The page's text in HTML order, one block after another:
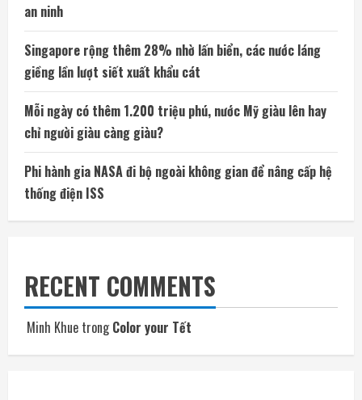
an ninh
Singapore rộng thêm 28% nhờ lấn biển, các nước láng
giềng lần lượt siết xuất khẩu cát
Mỗi ngày có thêm 1.200 triệu phú, nước Mỹ giàu lên hay
chỉ người giàu càng giàu?
Phi hành gia NASA đi bộ ngoài không gian để nâng cấp hệ
thống điện ISS
RECENT COMMENTS
Minh Khue trongColor your Tết